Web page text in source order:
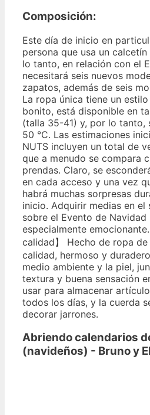
Composición:
Este día de inicio en
persona que usa un
lo tanto, en relación con el
necesitará seis nuevos
zapatos, además de seis
La ropa única tiene un
bonito, está disponible en
(talla 35-41) y, por lo tanto,
50 °C. Las estimaciones
NUTS incluyen un total de
que a menudo se compara
prendas. Claro, se
en cada acceso y una vez
habrá muchas sorpresas
inicio. Adquirir medias en
sobre el Evento de Navidad
especialmente
calidad】 Hecho de ropa
calidad, hermoso y
medio ambiente y la piel,
textura y buena sensación
usar para almacenar
todos los días, y la cuerda
decorar jarrones.
Abriendo calendarios
(navideños) - Bruno y